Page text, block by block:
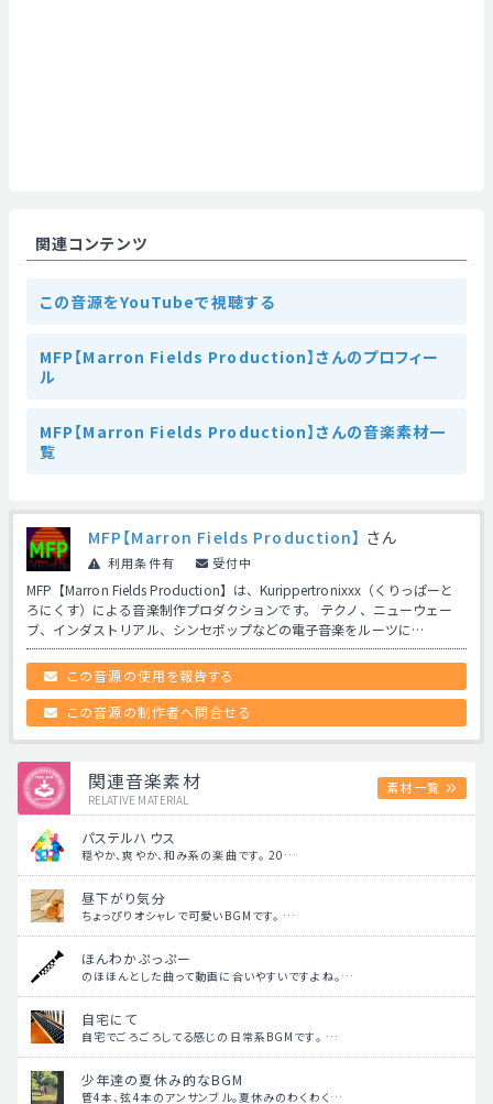
関連コンテンツ
この音源をYouTubeで視聴する
MFP【Marron Fields Production】さんのプロフィー
ル
MFP【Marron Fields Production】さんの音楽素材一
覧
MFP【Marron Fields Production】 さん
利用条件有 受付中
MFP【Marron Fields Production】は、Kurippertronixxx（くりっぱーと
ろにくす）による音楽制作プロダクションです。 テクノ、ニューウェー
ブ、インダストリアル、シンセポップなどの電子音楽をルーツに…
この音源の使用を報告する
この音源の制作者へ問合せる
関連音楽素材
RELATIVE MATERIAL
素材一覧
パステルハウス
穏やか、爽やか、和み系の楽曲です。 20…
昼下がり気分
ちょっぴりオシャレで可愛いBGMです。 …
ほんわかぷっぷー
のほほんとした曲って動画に合いやすいですよね。…
自宅にて
自宅でごろごろしてる感じの日常系BGMです。 …
少年達の夏休み的なBGM
管4本、弦4本のアンサンブル。夏休みのわくわく…